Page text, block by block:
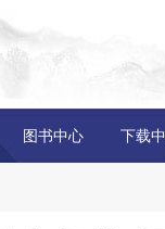
图书中心 下载